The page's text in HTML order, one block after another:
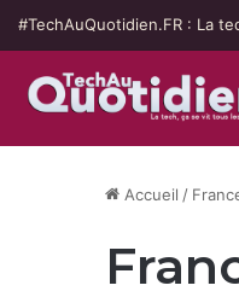
#TechAuQuotidien.FR : La
Accueil /